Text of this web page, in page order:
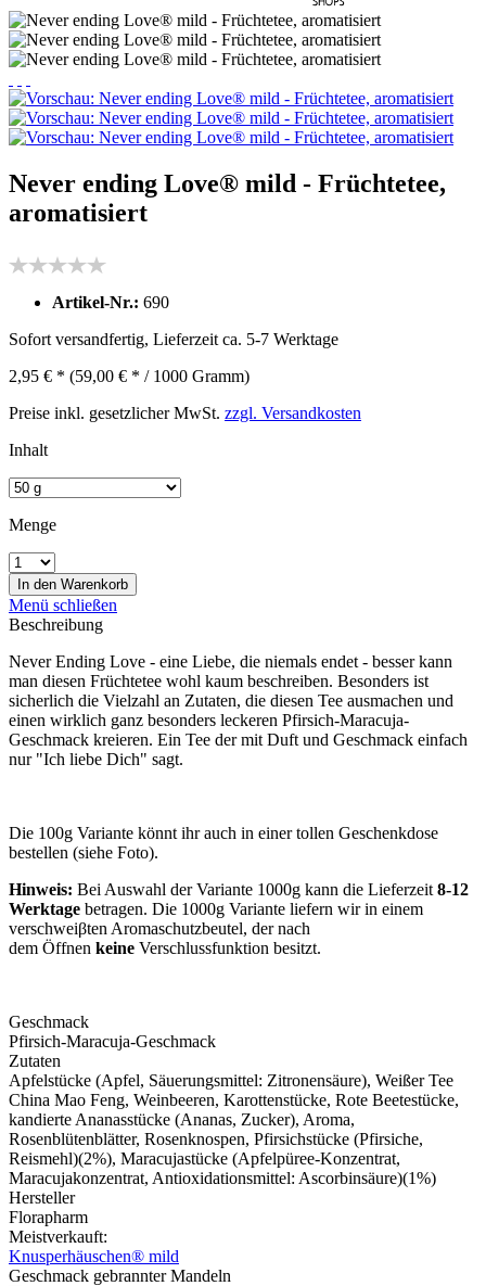
Never ending Love® mild - Früchtetee,
aromatisiert
Artikel-Nr.: 690
Sofort versandfertig, Lieferzeit ca. 5-7 Werktage
2,95 € * (59,00 € * / 1000 Gramm)
Preise inkl. gesetzlicher MwSt. zzgl. Versandkosten
Inhalt
Menge
In den Warenkorb
Menü schließen
Beschreibung
Never Ending Love - eine Liebe, die niemals endet - besser kann
man diesen Früchtetee wohl kaum beschreiben. Besonders ist
sicherlich die Vielzahl an Zutaten, die diesen Tee ausmachen und
einen wirklich ganz besonders leckeren Pfirsich-Maracuja-
Geschmack kreieren. Ein Tee der mit Duft und Geschmack einfach
nur "Ich liebe Dich" sagt.
Die 100g Variante könnt ihr auch in einer tollen Geschenkdose
bestellen (siehe Foto).
Hinweis: Bei Auswahl der Variante 1000g kann die Lieferzeit 8-12
Werktage betragen. Die 1000g Variante liefern wir in einem
verschweiβten Aromaschutzbeutel, der nach
dem Öffnen keine Verschlussfunktion besitzt.
Geschmack
Pfirsich-Maracuja-Geschmack
Zutaten
Apfelstücke (Apfel, Säuerungsmittel: Zitronensäure), Weißer Tee
China Mao Feng, Weinbeeren, Karottenstücke, Rote Beetestücke,
kandierte Ananasstücke (Ananas, Zucker), Aroma,
Rosenblütenblätter, Rosenknospen, Pfirsichstücke (Pfirsiche,
Reismehl)(2%), Maracujastücke (Apfelpüree-Konzentrat,
Maracujakonzentrat, Antioxidationsmittel: Ascorbinsäure)(1%)
Hersteller
Florapharm
Meistverkauft:
Knusperhäuschen® mild
Geschmack gebrannter Mandeln